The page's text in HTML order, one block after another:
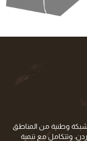
شبكة وطنية من المناطق
وتتكامل مع تنمية